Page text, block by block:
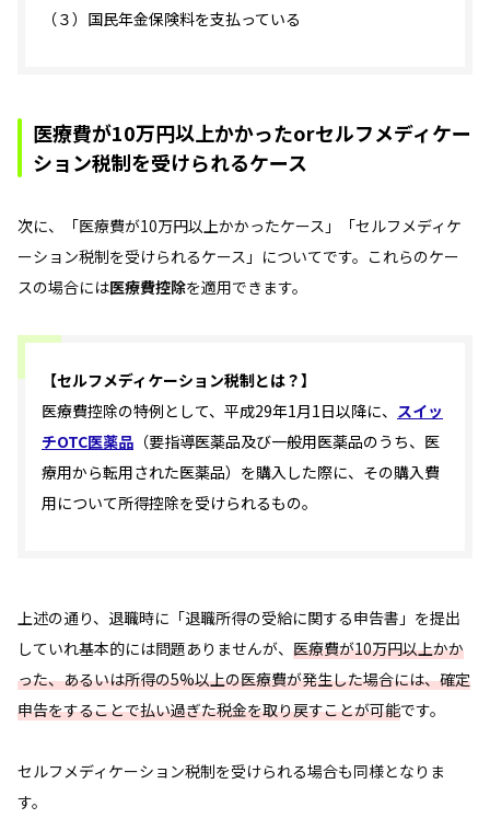
（３）国民年金保険料を支払っている
医療費が10万円以上かかったorセルフメディケー
ション税制を受けられるケース
次に、「医療費が10万円以上かかったケース」「セルフメディケ
ーション税制を受けられるケース」についてです。これらのケー
スの場合には医療費控除を適用できます。
【セルフメディケーション税制とは？】
医療費控除の特例として、平成29年1月1日以降に、 スイッ
チOTC医薬品 （要指導医薬品及び一般用医薬品のうち、医
療用から転用された医薬品）を購入した際に、その購入費
用について所得控除を受けられるもの。
上述の通り、退職時に「退職所得の受給に関する申告書」を提出
していれ基本的には問題ありませんが、 医療費が10万円以上かか
った、あるいは所得の5%以上の医療費が発生した場合には、確定
申告をすることで払い過ぎた税金を取り戻すことが可能です。
セルフメディケーション税制を受けられる場合も同様となりま
す。